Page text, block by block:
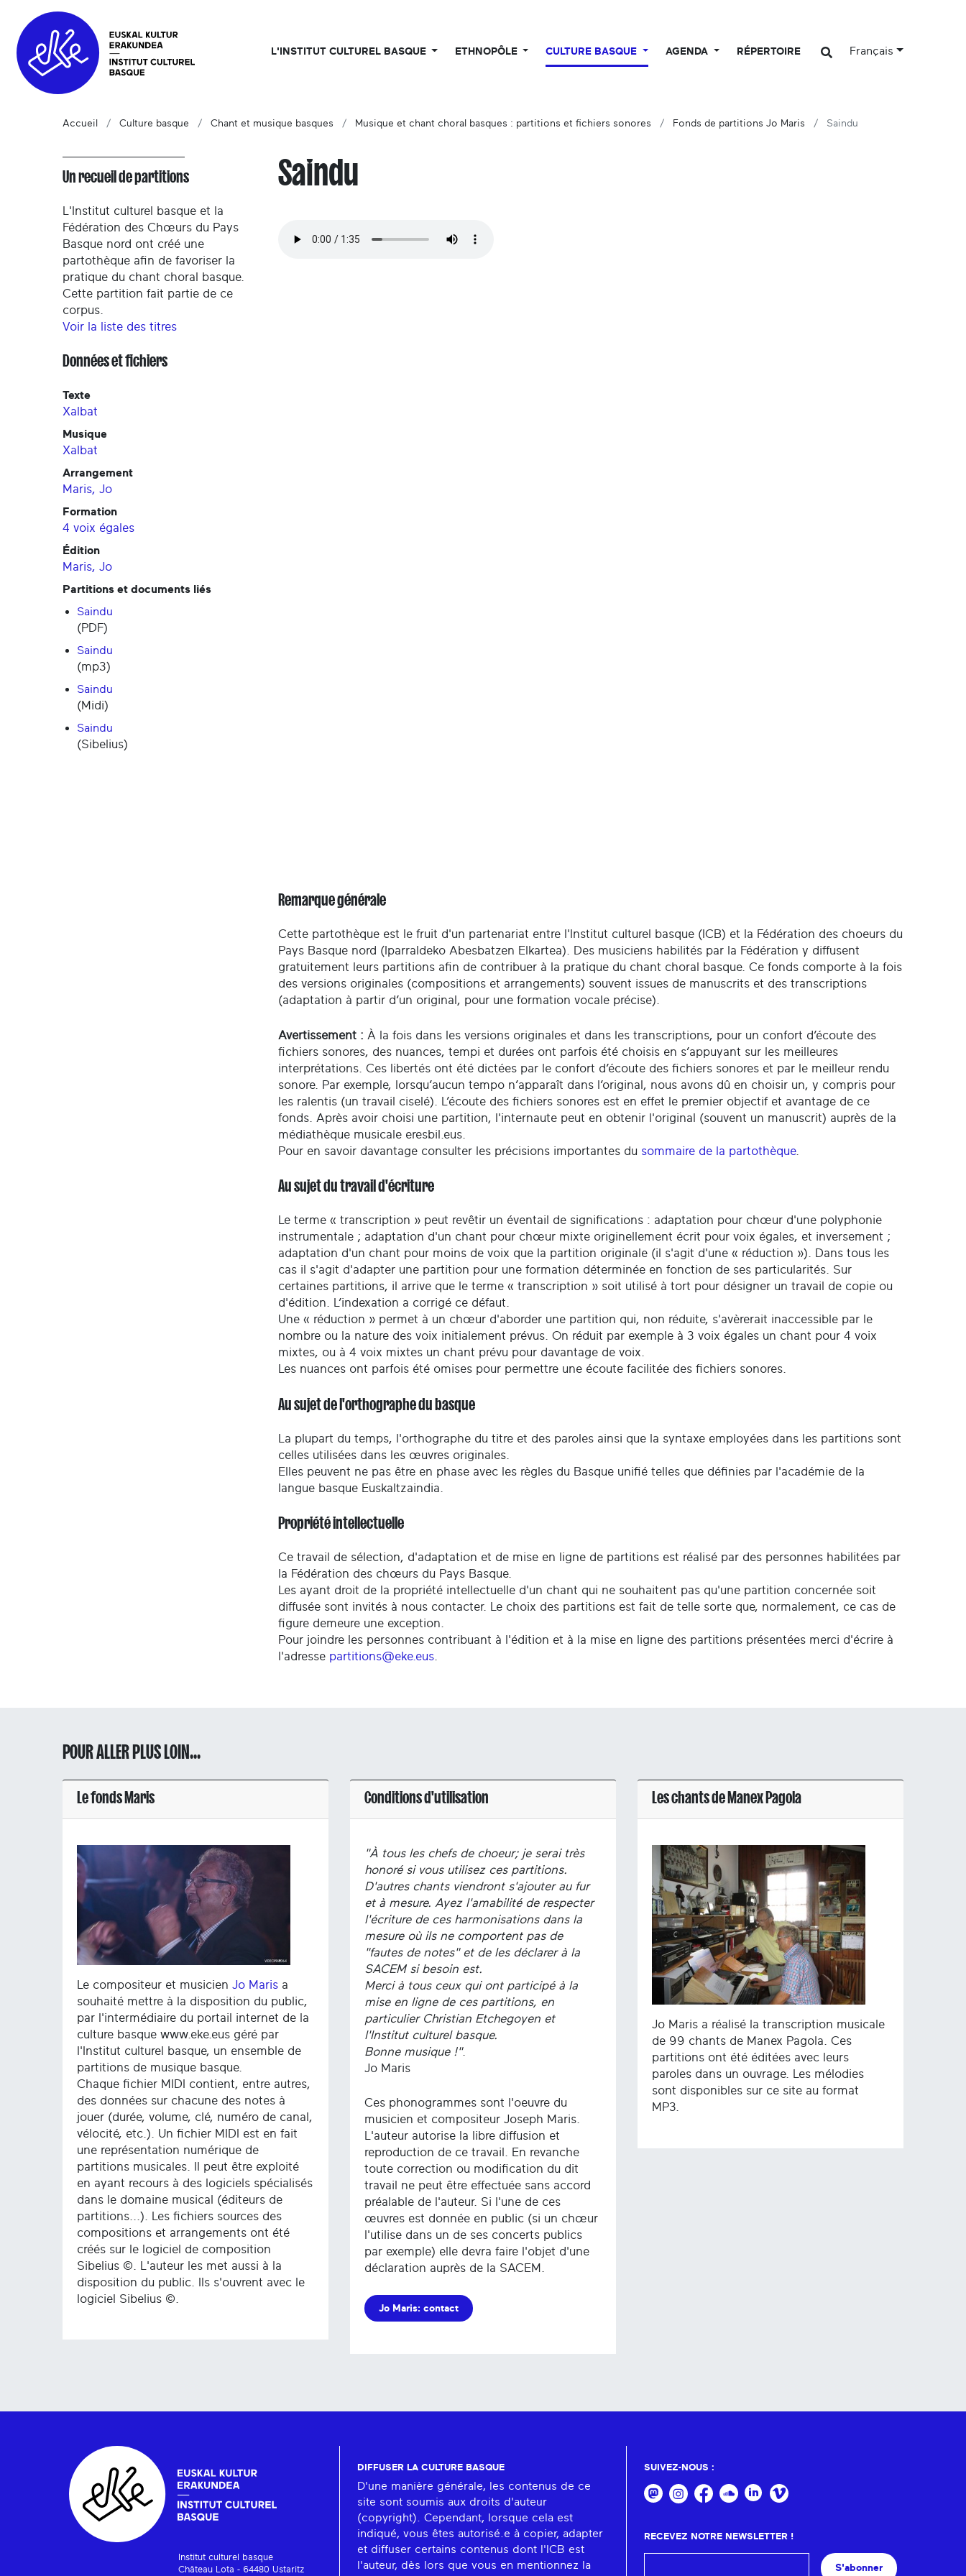
L'INSTITUT CULTUREL BASQUE ETHNOPÔLE CULTURE BASQUE AGENDA RÉPERTOIRE Français
Accueil Culture basque Chant et musique basques Musique et chant choral basques : partitions et fichiers sonores Fonds de partitions Jo Maris Saindu
Un recueil de partitions
L'Institut culturel basque et la
Fédération des Chœurs du Pays
Basque nord ont créé une
partothèque afin de favoriser la
pratique du chant choral basque.
Cette partition fait partie de ce
corpus.
Voir la liste des titres
Données et fichiers
Texte
Xalbat
Musique
Xalbat
Arrangement
Maris, Jo
Formation
4 voix égales
Édition
Maris, Jo
Partitions et documents liés
Saindu
(PDF)
Saindu
(mp3)
Saindu
(Midi)
Saindu
(Sibelius)
Saindu
Remarque générale
Cette partothèque est le fruit d'un partenariat entre l'Institut culturel basque (ICB) et la Fédération des choeurs du
Pays Basque nord (Iparraldeko Abesbatzen Elkartea). Des musiciens habilités par la Fédération y diffusent
gratuitement leurs partitions afin de contribuer à la pratique du chant choral basque. Ce fonds comporte à la fois
des versions originales (compositions et arrangements) souvent issues de manuscrits et des transcriptions
(adaptation à partir d’un original, pour une formation vocale précise).
Avertissement : À la fois dans les versions originales et dans les transcriptions, pour un confort d’écoute des
fichiers sonores, des nuances, tempi et durées ont parfois été choisis en s’appuyant sur les meilleures
interprétations. Ces libertés ont été dictées par le confort d’écoute des fichiers sonores et par le meilleur rendu
sonore. Par exemple, lorsqu’aucun tempo n’apparaît dans l’original, nous avons dû en choisir un, y compris pour
les ralentis (un travail ciselé). L’écoute des fichiers sonores est en effet le premier objectif et avantage de ce
fonds. Après avoir choisi une partition, l'internaute peut en obtenir l'original (souvent un manuscrit) auprès de la
médiathèque musicale eresbil.eus.
Pour en savoir davantage consulter les précisions importantes du sommaire de la partothèque.
Au sujet du travail d'écriture
Le terme « transcription » peut revêtir un éventail de significations : adaptation pour chœur d'une polyphonie
instrumentale ; adaptation d'un chant pour chœur mixte originellement écrit pour voix égales, et inversement ;
adaptation d'un chant pour moins de voix que la partition originale (il s'agit d'une « réduction »). Dans tous les
cas il s'agit d'adapter une partition pour une formation déterminée en fonction de ses particularités. Sur
certaines partitions, il arrive que le terme « transcription » soit utilisé à tort pour désigner un travail de copie ou
d'édition. L’indexation a corrigé ce défaut.
Une « réduction » permet à un chœur d'aborder une partition qui, non réduite, s'avèrerait inaccessible par le
nombre ou la nature des voix initialement prévus. On réduit par exemple à 3 voix égales un chant pour 4 voix
mixtes, ou à 4 voix mixtes un chant prévu pour davantage de voix.
Les nuances ont parfois été omises pour permettre une écoute facilitée des fichiers sonores.
Au sujet de l'orthographe du basque
La plupart du temps, l'orthographe du titre et des paroles ainsi que la syntaxe employées dans les partitions sont
celles utilisées dans les œuvres originales.
Elles peuvent ne pas être en phase avec les règles du Basque unifié telles que définies par l'académie de la
langue basque Euskaltzaindia.
Propriété intellectuelle
Ce travail de sélection, d'adaptation et de mise en ligne de partitions est réalisé par des personnes habilitées par
la Fédération des chœurs du Pays Basque.
Les ayant droit de la propriété intellectuelle d'un chant qui ne souhaitent pas qu'une partition concernée soit
diffusée sont invités à nous contacter. Le choix des partitions est fait de telle sorte que, normalement, ce cas de
figure demeure une exception.
Pour joindre les personnes contribuant à l'édition et à la mise en ligne des partitions présentées merci d'écrire à
l'adresse partitions@eke.eus
POUR ALLER PLUS LOIN...
Le fonds Maris
Le compositeur et musicien Jo Maris a
souhaité mettre à la disposition du public,
par l'intermédiaire du portail internet de la
culture basque www.eke.eus géré par
l'Institut culturel basque, un ensemble de
partitions de musique basque.
Chaque fichier MIDI contient, entre autres,
des données sur chacune des notes à
jouer (durée, volume, clé, numéro de canal,
vélocité, etc.). Un fichier MIDI est en fait
une représentation numérique de
partitions musicales. Il peut être exploité
en ayant recours à des logiciels spécialisés
dans le domaine musical (éditeurs de
partitions...). Les fichiers sources des
compositions et arrangements ont été
créés sur le logiciel de composition
Sibelius ©. L'auteur les met aussi à la
disposition du public. Ils s'ouvrent avec le
logiciel Sibelius ©.
Conditions d'utilisation
"À tous les chefs de choeur; je serai très
honoré si vous utilisez ces partitions.
D'autres chants viendront s'ajouter au fur
et à mesure. Ayez l'amabilité de respecter
l'écriture de ces harmonisations dans la
mesure où ils ne comportent pas de
"fautes de notes" et de les déclarer à la
SACEM si besoin est.
Merci à tous ceux qui ont participé à la
mise en ligne de ces partitions, en
particulier Christian Etchegoyen et
l'Institut culturel basque.
Bonne musique !".
Jo Maris
Ces phonogrammes sont l'oeuvre du
musicien et compositeur Joseph Maris.
L'auteur autorise la libre diffusion et
reproduction de ce travail. En revanche
toute correction ou modification du dit
travail ne peut être effectuée sans accord
préalable de l'auteur. Si l'une de ces
œuvres est donnée en public (si un chœur
l'utilise dans un de ses concerts publics
par exemple) elle devra faire l'objet d'une
déclaration auprès de la SACEM.
Jo Maris: contact
Les chants de Manex Pagola
Jo Maris a réalisé la transcription musicale
de 99 chants de Manex Pagola. Ces
partitions ont été éditées avec leurs
paroles dans un ouvrage. Les mélodies
sont disponibles sur ce site au format
MP3.
Institut culturel basque
Château Lota - 64480 Ustaritz
DIFFUSER LA CULTURE BASQUE
D'une manière générale, les contenus de ce
site sont soumis aux droits d'auteur
(copyright). Cependant, lorsque cela est
indiqué, vous êtes autorisé.e à copier, adapter
et diffuser certains contenus dont l'ICB est
l'auteur, dès lors que vous en mentionnez la
SUIVEZ-NOUS :
RECEVEZ NOTRE NEWSLETTER !
S'abonner